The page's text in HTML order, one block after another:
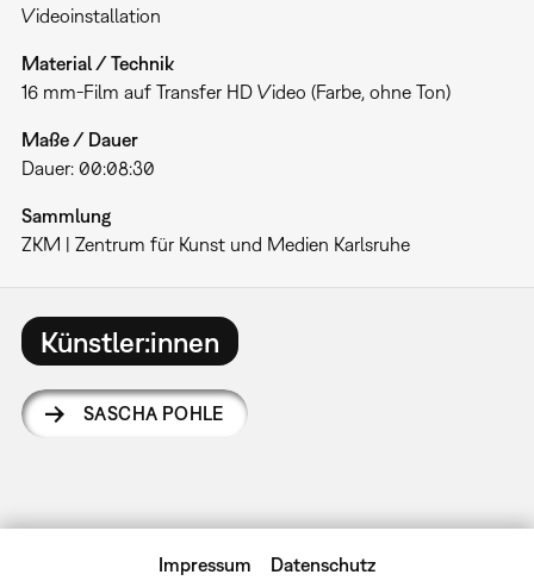
Videoinstallation
Material / Technik
16 mm-Film auf Transfer HD Video (Farbe, ohne Ton)
Maße / Dauer
Dauer: 00:08:30
Sammlung
ZKM | Zentrum für Kunst und Medien Karlsruhe
Künstler:innen
SASCHA POHLE
Impressum Datenschutz